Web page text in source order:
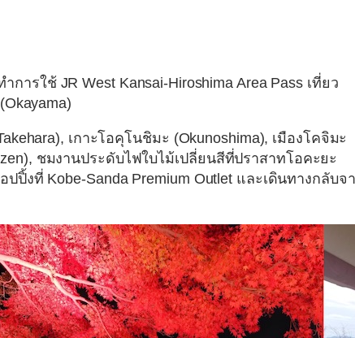
ำการใช้ JR West Kansai-Hiroshima Area Pass เที่ยว
เกาะโอคุโนชิมะ (Okunoshima), เมืองโคจิมะ
ชมงานประดับไฟใบไม้เปลี่ยนสีที่ปราสาทโอคะยะ
ปิ้งที่ Kobe-Sanda Premium Outlet และเดินทางกลับจ